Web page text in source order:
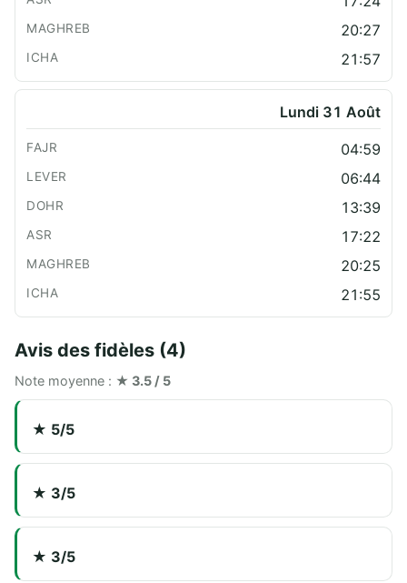
20:27
21:57
Lundi 31 Août
04:59
06:44
13:39
17:22
20:25
21:55
Avis des fidèles (4)
Note moyenne : ★ 3.5 / 5
★ 5/5
★ 3/5
★ 3/5